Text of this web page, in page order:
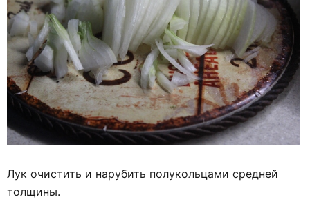
Лук очистить и нарубить полукольцами средней
толщины.